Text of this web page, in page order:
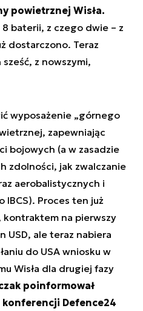
powietrznej Wisła.
baterii, z czego dwie – z
dostarczono. Teraz
z nowszymi,
wyposażenie „górnego
zapewniając
bojowych (a w zasadzie
zdolności, jak zwalczanie
aerobalistycznych i
IBCS). Proces ten już
kontraktem na pierwszy
USD, ale teraz nabiera
do USA wniosku w
Wisła dla drugiej fazy
poinformował
Defence24